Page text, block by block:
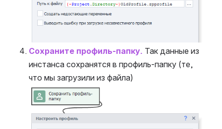
Сохраните профиль-папку. Так данные из
инстанса сохранятся в профиль-папку (те,
что мы загрузили из файла)
Open